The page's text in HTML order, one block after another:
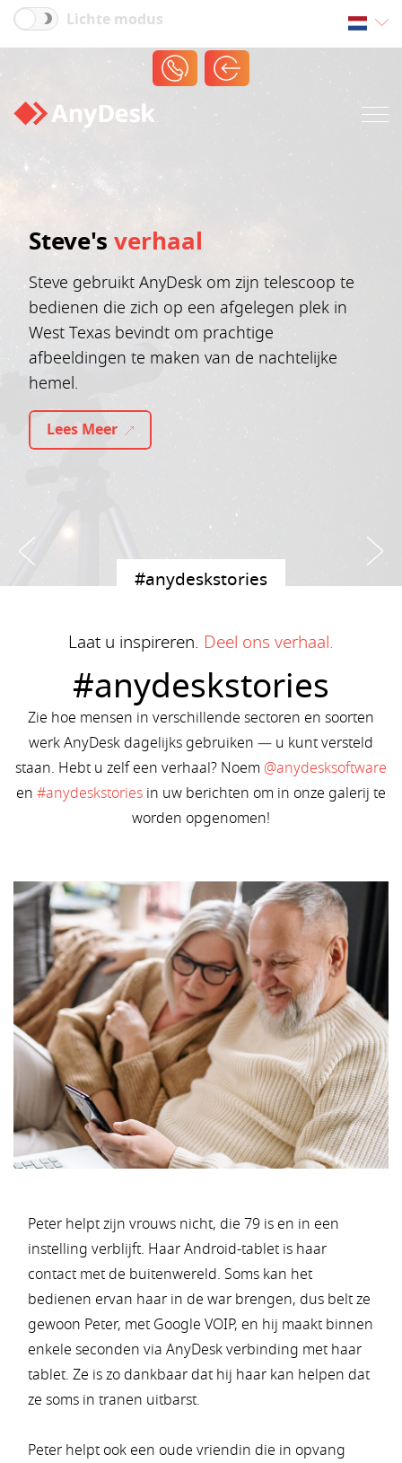
Lichte modus
Steve's verhaal
Steve gebruikt AnyDesk om zijn telescoop te
bedienen die zich op een afgelegen plek in
West Texas bevindt om prachtige
afbeeldingen te maken van de nachtelijke
hemel.
Lees Meer
#anydeskstories
Laat u inspireren. Deel ons verhaal.
#anydeskstories
Zie hoe mensen in verschillende sectoren en soorten
werk AnyDesk dagelijks gebruiken — u kunt versteld
staan. Hebt u zelf een verhaal? Noem @anydesksoftware
en #anydeskstories in uw berichten om in onze galerij te
worden opgenomen!
Peter helpt zijn vrouws nicht, die 79 is en in een
instelling verblijft. Haar Android-tablet is haar
contact met de buitenwereld. Soms kan het
bedienen ervan haar in de war brengen, dus belt ze
gewoon Peter, met Google VOIP, en hij maakt binnen
enkele seconden via AnyDesk verbinding met haar
tablet. Ze is zo dankbaar dat hij haar kan helpen dat
ze soms in tranen uitbarst.
Peter helpt ook een oude vriendin die in opvang